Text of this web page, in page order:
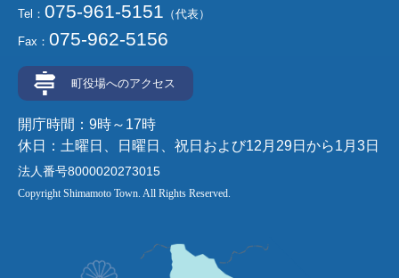
Tel： 075-961-5151 （代表）
Fax： 075-962-5156
町役場へのアクセス
開庁時間：9時～17時
休日：土曜日、日曜日、祝日および12月29日から1月3日
法人番号8000020273015
Copyright Shimamoto Town. All Rights Reserved.